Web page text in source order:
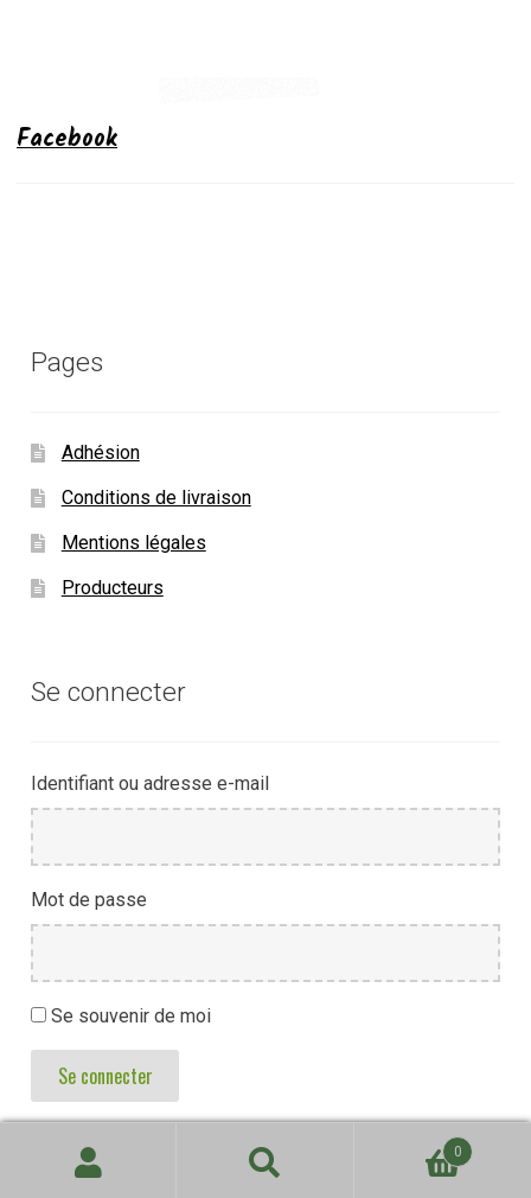
Facebook
Pages
Adhésion
Conditions de livraison
Mentions légales
Producteurs
Se connecter
Identifiant ou adresse e-mail
Mot de passe
Se souvenir de moi
Se connecter
Recherche
Recherche
0